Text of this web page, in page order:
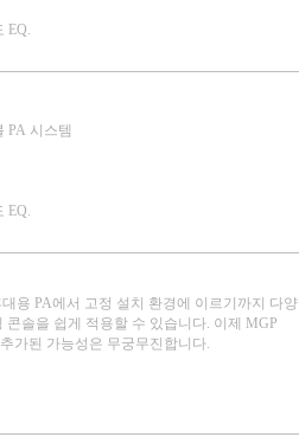
EQ.
PA 시스템
EQ.
용 PA에서 고정 설치 환경에 이르기까지 다양
솔을 쉽게 적용할 수 있습니다. 이제 MGP
가된 가능성은 무궁무진합니다.